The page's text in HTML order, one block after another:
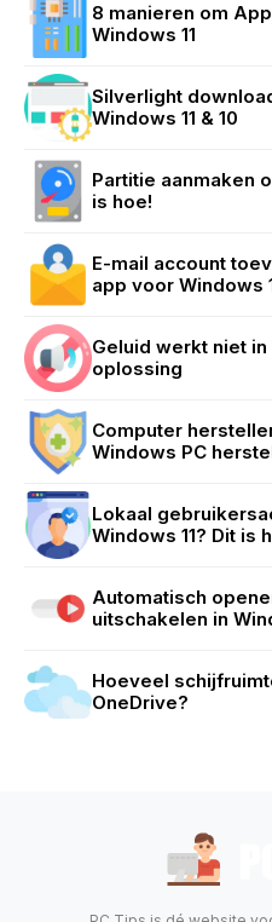
8 manieren om
Windows 11
Silverlight
Windows 11 & 10
Partitie aanmaken
is hoe!
E-mail account
app voor Windows
Geluid werkt niet in
oplossing
Computer
Windows PC
Lokaal
Windows 11? Dit is
Automatisch
uitschakelen in
Hoeveel
OneDrive?